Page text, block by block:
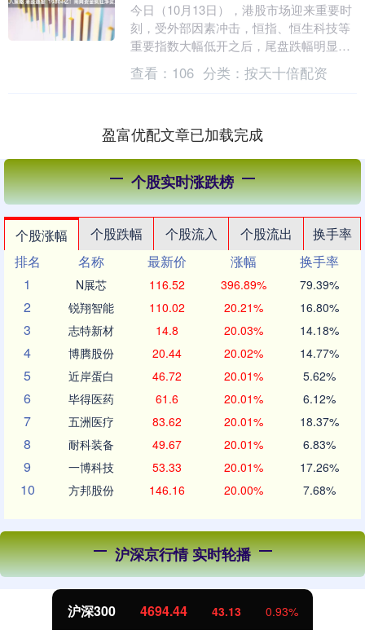
今日（10月13日），港股市场迎来重要时
刻，受外部因素冲击，恒指、恒生科技等
重要指数大幅低开之后，尾盘跌幅明显收
窄。值得注意的是，尽管指数波动显著，
但南向资金逢....
查看： 106 分类： 按天十倍配资
盈富优配文章已加载完成
个股实时涨跌榜
个股涨幅 个股跌幅 个股流入 个股流出
换手率
排名
名称 最新价 涨幅
换手率
1
N展芯 116.52 396.89% 79.39%
2 锐翔智能 110.02 20.21% 16.80%
3 志特新材 14.8 20.03% 14.18%
4 博腾股份 20.44 20.02% 14.77%
5 近岸蛋白 46.72 20.01% 5.62%
6 毕得医药 61.6 20.01% 6.12%
7 五洲医疗 83.62 20.01% 18.37%
8 耐科装备 49.67 20.01% 6.83%
9 一博科技 53.33 20.01% 17.26%
10 方邦股份 146.16 20.00% 7.68%
沪深京行情 实时轮播
沪深300 4694.44 43.13 0.93%